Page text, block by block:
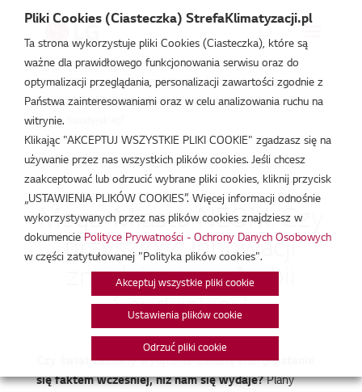
Strefa Klimatyzacji/Baza Wiedzy/Artykuły/Mega-
Miasto NEOM: Czy przyszłość innowacji znajduje się w
Arabii Saudyjskiej?
Mega-Miasto NEOM: Czy
przyszłość innowacji
znajduje się w Arabii
Saudyjskiej?
Czy świat zasilany wyłącznie zieloną energią stanie
się faktem wcześniej, niż nam się wydaje?Plany
Pliki Cookies (Ciasteczka) StrefaKlimatyzacji.pl
Ta strona wykorzystuje pliki Cookies (Ciasteczka), które są
ważne dla prawidłowego funkcjonowania serwisu oraz do
optymalizacji przeglądania, personalizacji zawartości zgodnie z
Państwa zainteresowaniami oraz w celu analizowania ruchu na
witrynie.
Klikając "AKCEPTUJ WSZYSTKIE PLIKI COOKIE" zgadzasz się na
używanie przez nas wszystkich plików cookies. Jeśli chcesz
zaakceptować lub odrzucić wybrane pliki cookies, kliknij przycisk
„USTAWIENIA PLIKÓW COOKIES”. Więcej informacji odnośnie
wykorzystywanych przez nas plików cookies znajdziesz w
dokumencie Polityce Prywatności - Ochrony Danych Osobowych
w części zatytułowanej "Polityka plików cookies".
Akceptuj wszystkie pliki cookie
Ustawienia plików cookie
Odrzuć pliki cookie